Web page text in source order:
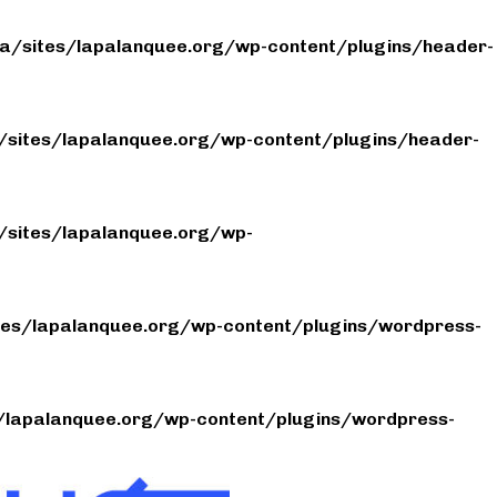
sites/lapalanquee.org/wp-content/plugins/header-
lapalanquee.org/wp-content/plugins/header-
lapalanquee.org/wp-
lapalanquee.org/wp-content/plugins/wordpress-
wp-content/plugins/wordpress-